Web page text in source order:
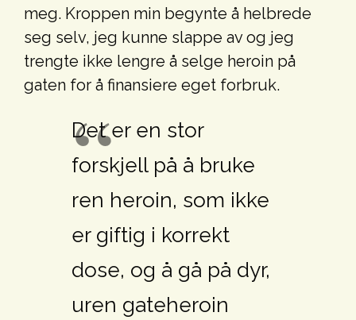
meg. Kroppen min begynte å helbrede
seg selv, jeg kunne slappe av og jeg
trengte ikke lengre å selge heroin på
gaten for å finansiere eget forbruk.
Det er en stor
forskjell på å bruke
ren heroin, som ikke
er giftig i korrekt
dose, og å gå på dyr,
uren gateheroin